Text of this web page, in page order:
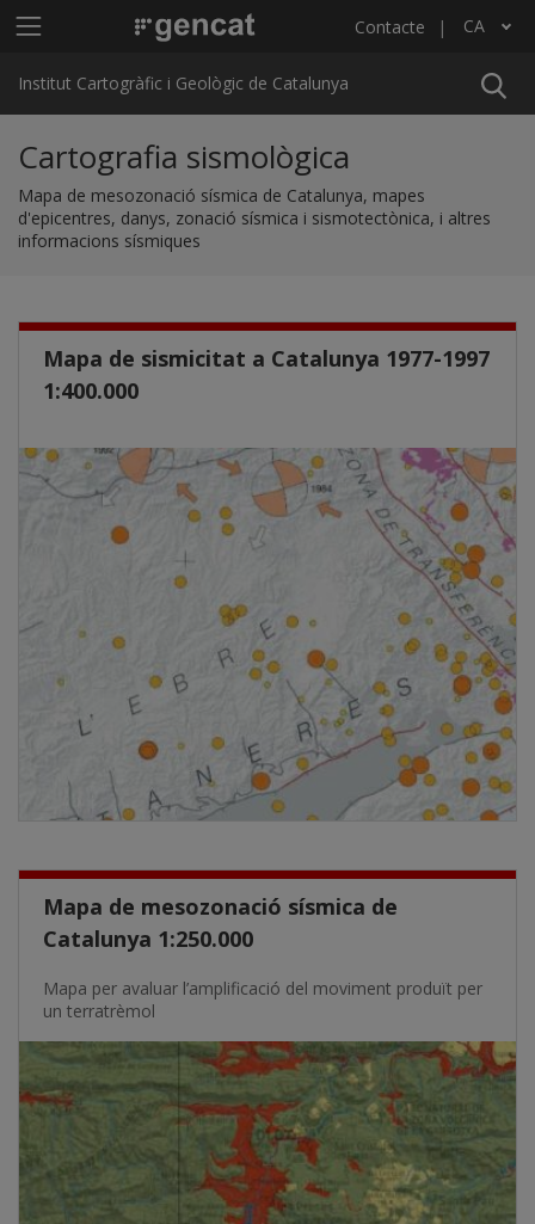
Menú principal ICGC Contacte CA
Llista les accions addicionals
Institut Cartogràfic i Geològic de Catalunya
Cartografia sismològica
Mapa de mesozonació sísmica de Catalunya, mapes
d'epicentres, danys, zonació sísmica i sismotectònica, i altres
informacions sísmiques
Mapa de sismicitat a Catalunya 1977-1997
1:400.000
Mapa de mesozonació sísmica de
Catalunya 1:250.000
Mapa per avaluar l’amplificació del moviment produït per
un terratrèmol